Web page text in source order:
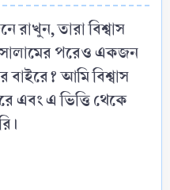
রাখুন, তারা বিশ্বাস
পরেও একজন
বাইরে? আমি বিশ্বাস
এবং এ ভিত্তি থেকে